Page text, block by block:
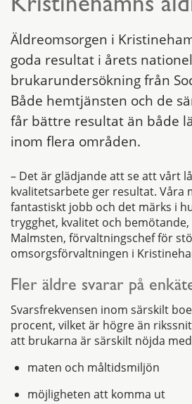
Kristinehamns
Äldreomsorgen i
goda resultat i årets
brukarundersökning från
Både hemtjänsten och de
får bättre resultat än både
inom flera områden.
– Det är glädjande att se att vårt
kvalitetsarbete ger resultat. Våra
fantastiskt jobb och det märks i
trygghet, kvalitet och bemötande,
Malmsten, förvaltningschef för
omsorgsförvaltningen i
Fler äldre svarar på
Svarsfrekvensen inom särskilt
procent, vilket är högre än
att brukarna är särskilt nöjda
maten och måltidsmiljön
möjligheten att komma ut